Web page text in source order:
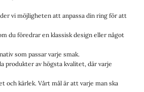
vi möjligheten att anpassa din ring för att
du föredrar en klassisk design eller något
som passar varje smak.
produkter av högsta kvalitet, där varje
och kärlek. Vårt mål är att varje man ska